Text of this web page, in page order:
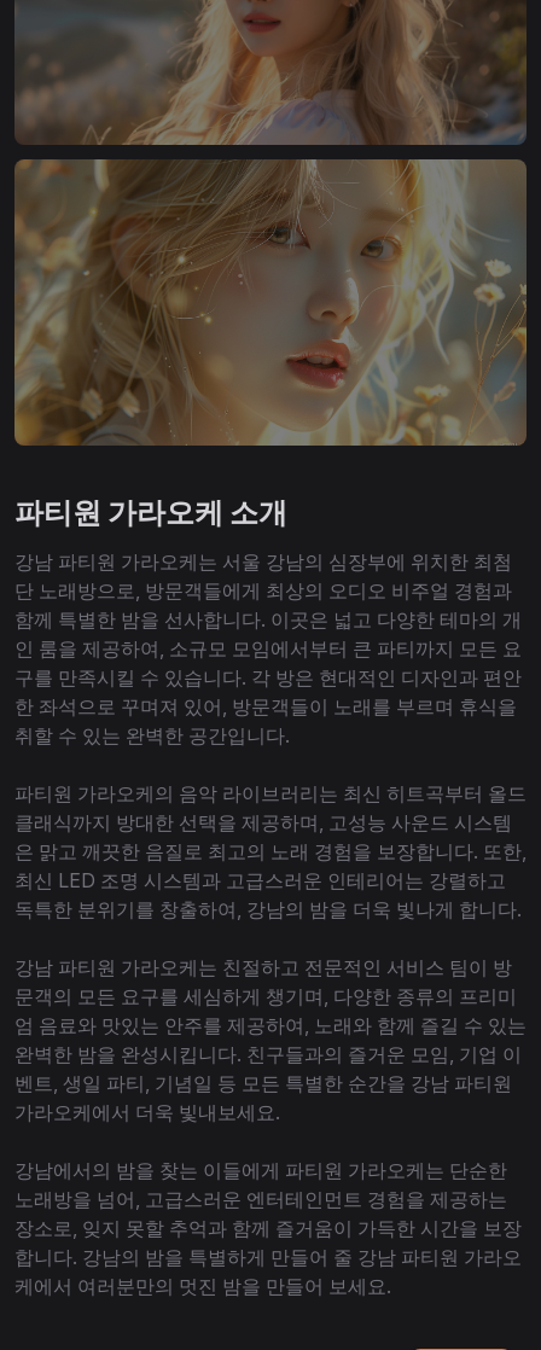
파티원 가라오케 소개
강남 파티원 가라오케는 서울 강남의 심장부에 위치한 최첨
단 노래방으로, 방문객들에게 최상의 오디오 비주얼 경험과
함께 특별한 밤을 선사합니다. 이곳은 넓고 다양한 테마의 개
인 룸을 제공하여, 소규모 모임에서부터 큰 파티까지 모든 요
구를 만족시킬 수 있습니다. 각 방은 현대적인 디자인과 편안
한 좌석으로 꾸며져 있어, 방문객들이 노래를 부르며 휴식을
취할 수 있는 완벽한 공간입니다.
파티원 가라오케의 음악 라이브러리는 최신 히트곡부터 올드
클래식까지 방대한 선택을 제공하며, 고성능 사운드 시스템
은 맑고 깨끗한 음질로 최고의 노래 경험을 보장합니다. 또한,
최신 LED 조명 시스템과 고급스러운 인테리어는 강렬하고
독특한 분위기를 창출하여, 강남의 밤을 더욱 빛나게 합니다.
강남 파티원 가라오케는 친절하고 전문적인 서비스 팀이 방
문객의 모든 요구를 세심하게 챙기며, 다양한 종류의 프리미
엄 음료와 맛있는 안주를 제공하여, 노래와 함께 즐길 수 있는
완벽한 밤을 완성시킵니다. 친구들과의 즐거운 모임, 기업 이
벤트, 생일 파티, 기념일 등 모든 특별한 순간을 강남 파티원
가라오케에서 더욱 빛내보세요.
강남에서의 밤을 찾는 이들에게 파티원 가라오케는 단순한
노래방을 넘어, 고급스러운 엔터테인먼트 경험을 제공하는
장소로, 잊지 못할 추억과 함께 즐거움이 가득한 시간을 보장
합니다. 강남의 밤을 특별하게 만들어 줄 강남 파티원 가라오
케에서 여러분만의 멋진 밤을 만들어 보세요.